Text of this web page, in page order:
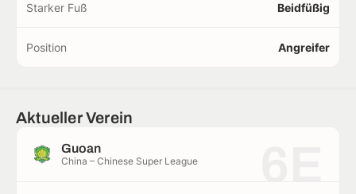
Starker Fuß Beidfüßig
Position Angreifer
Aktueller Verein
Guoan
China – Chinese Super League